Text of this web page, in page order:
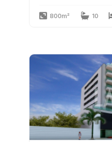
800m² 10